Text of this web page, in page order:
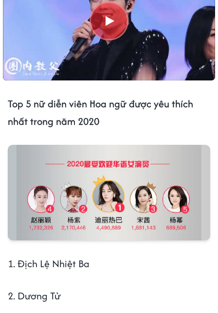
Top 5 nữ diễn viên Hoa ngữ được yêu thích
nhất trong năm 2020
1. Địch Lệ Nhiệt Ba
2. Dương Tử